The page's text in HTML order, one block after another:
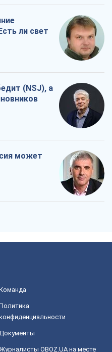
ли свет
(NSJ), а
может
Журналисты OBOZ.UA на месте